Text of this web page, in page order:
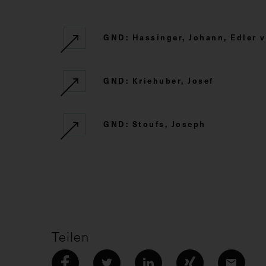
GND: Hassinger, Johann, Edler
GND: Kriehuber, Josef
GND: Stoufs, Joseph
Teilen